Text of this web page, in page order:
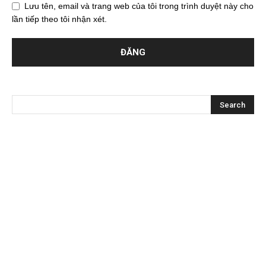
Lưu tên, email và trang web của tôi trong trình duyệt này cho
lần tiếp theo tôi nhận xét.